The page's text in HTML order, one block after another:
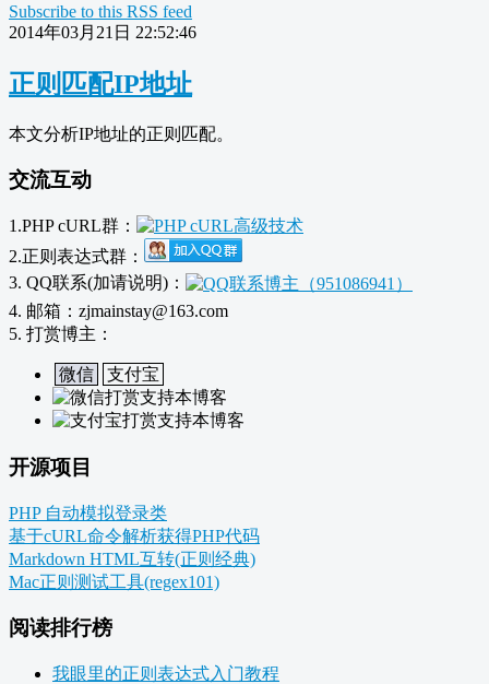
Subscribe to this RSS feed
2014年03月21日 22:52:46
正则匹配IP地址
本文分析IP地址的正则匹配。
交流互动
1.PHP cURL群：
2.正则表达式群：
3. QQ联系(加请说明)：
4. 邮箱：zjmainstay@163.com
5. 打赏博主：
微信 支付宝
开源项目
PHP 自动模拟登录类
基于cURL命令解析获得PHP代码
Markdown HTML互转(正则经典)
Mac正则测试工具(regex101)
阅读排行榜
我眼里的正则表达式入门教程